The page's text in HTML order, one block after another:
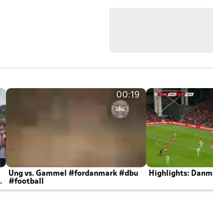
00:19
Ung vs. Gammel #fordanmark #dbu
#football
Highlights: